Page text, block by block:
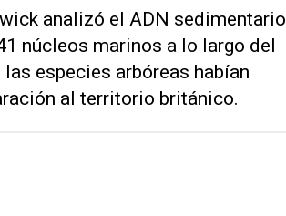
analizó el ADN sedimentario
núcleos marinos a lo largo del
especies arbóreas habían
al territorio británico.